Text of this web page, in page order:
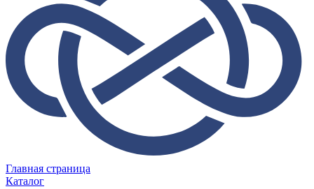
Главная страница
Каталог